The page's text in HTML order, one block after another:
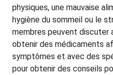
physiques, une mauvaise
hygiène du sommeil ou le
membres peuvent discuter
obtenir des médicaments
symptômes et avec des
pour obtenir des conseils